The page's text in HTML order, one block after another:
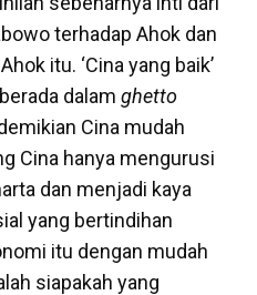
terhadap Ahok dan
itu. ‘Cina yang baik’
dalam ghetto
Cina mudah
Cina hanya mengurusi
dan menjadi kaya
yang bertindihan
itu dengan mudah
siapakah yang